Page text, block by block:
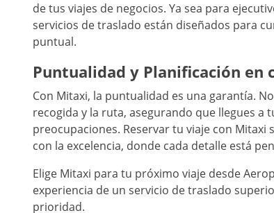
de tus viajes de negocios. Ya sea para
servicios de traslado están diseñados para
puntual.
Puntualidad y Planificación en
Con Mitaxi, la puntualidad es una garantía.
recogida y la ruta, asegurando que llegues a
preocupaciones. Reservar tu viaje con
con la excelencia, donde cada detalle está
Elige Mitaxi para tu próximo viaje desde
experiencia de un servicio de traslado
prioridad.